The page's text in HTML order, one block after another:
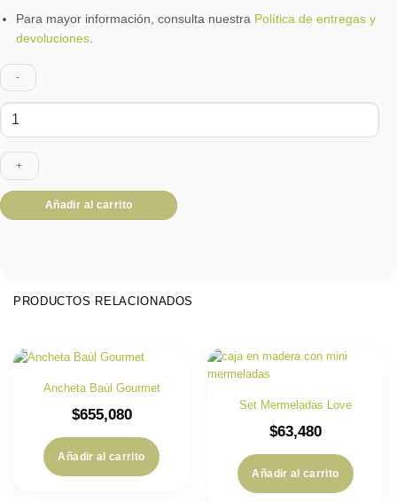
Para mayor información, consulta nuestra Política de entregas y
devoluciones
Ancheta
Caja
cantidad
Añadir al carrito
PRODUCTOS RELACIONADOS
Ancheta Baúl Gourmet
$655,080
Añadir al carrito
Set Mermeladas Love
$63,480
Añadir al carrito